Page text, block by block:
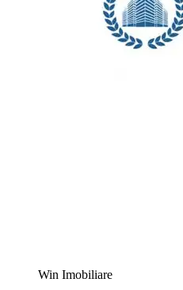
Win Imobiliare